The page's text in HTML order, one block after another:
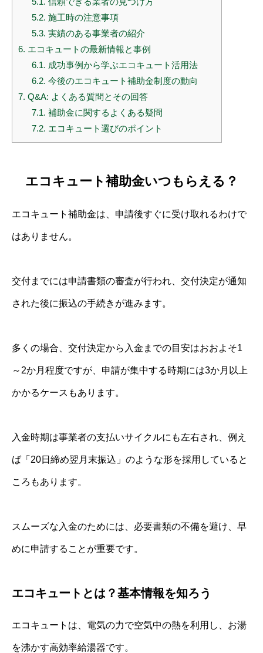
5.2. 施工時の注意事項
5.3. 実績のある事業者の紹介
6. エコキュートの最新情報と事例
6.1. 成功事例から学ぶエコキュート活用法
6.2. 今後のエコキュート補助金制度の動向
7. Q&A: よくある質問とその回答
7.1. 補助金に関するよくある疑問
7.2. エコキュート選びのポイント
エコキュート補助金いつもらえる？
エコキュート補助金は、申請後すぐに受け取れるわけで
はありません。
交付までには申請書類の審査が行われ、交付決定が通知
された後に振込の手続きが進みます。
多くの場合、交付決定から入金までの目安はおおよそ1
～2か月程度ですが、申請が集中する時期には3か月以上
かかるケースもあります。
入金時期は事業者の支払いサイクルにも左右され、例え
ば「20日締め翌月末振込」のような形を採用していると
ころもあります。
スムーズな入金のためには、必要書類の不備を避け、早
めに申請することが重要です。
エコキュートとは？基本情報を知ろう
エコキュートは、電気の力で空気中の熱を利用し、お湯
を沸かす高効率給湯器です。